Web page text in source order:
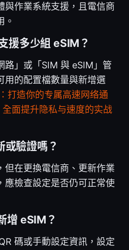
與作業系統支援，且電信商
。
援多少組 eSIM？
路」或「SIM 與 eSIM」管
用的配置檔數量與新增選
打造你的专属高速网络通
面提升隐私与速度的实战
或驗證嗎？
但在更換電信商、更新作業
應檢查設定是否仍可正常使
增 eSIM？
碼或手動設定資訊，設定